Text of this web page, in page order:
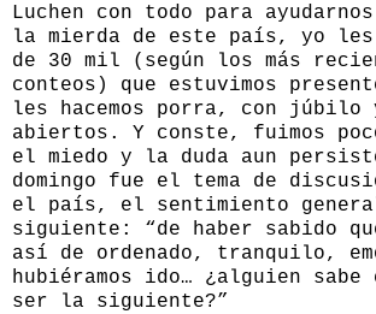
Luchen con todo para
la mierda de este país, yo les
de 30 mil (según los más
conteos) que estuvimos
les hacemos porra, con júbilo
abiertos. Y conste, fuimos
el miedo y la duda aun
domingo fue el tema de
el país, el sentimiento
siguiente: “de haber sabido
así de ordenado, tranquilo,
hubiéramos ido… ¿alguien sabe
ser la siguiente?”